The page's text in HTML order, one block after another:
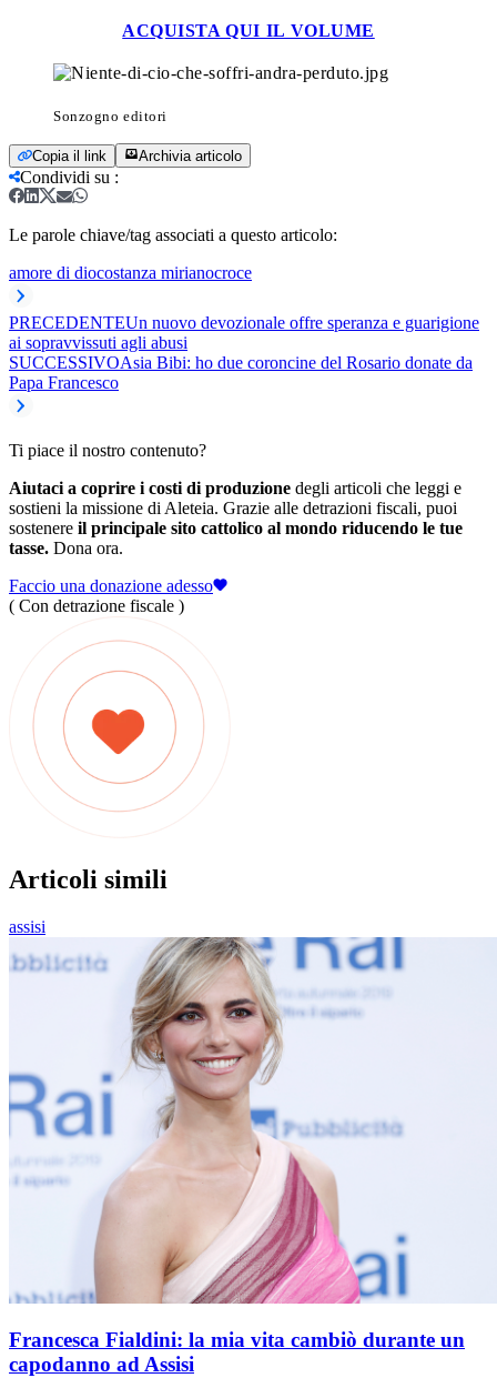
ACQUISTA QUI IL VOLUME
Sonzogno editori
Copia il link Archivia articolo
Condividi su :
Le parole chiave/tag associati a questo articolo:
amore di diocostanza mirianocroce
PRECEDENTEUn nuovo devozionale offre speranza e guarigione
ai sopravvissuti agli abusi
SUCCESSIVOAsia Bibi: ho due coroncine del Rosario donate da
Papa Francesco
Ti piace il nostro contenuto?
Aiutaci a coprire i costi di produzione degli articoli che leggi e
sostieni la missione di Aleteia. Grazie alle detrazioni fiscali, puoi
sostenere il principale sito cattolico al mondo riducendo le tue
tasse. Dona ora.
Faccio una donazione adesso
( Con detrazione fiscale )
Articoli simili
assisi
Francesca Fialdini: la mia vita cambiò durante un
capodanno ad Assisi